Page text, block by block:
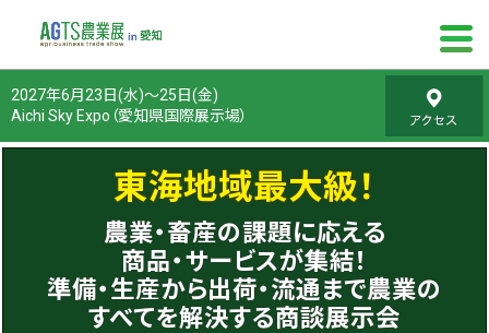
2027年6月23日(水)～25日(金)
Aichi Sky Expo（愛知県国際展示場）
東海地域最大級！
農業・畜産の課題に応える
商品・サービスが集結！
準備・生産から出荷・流通まで農業の
すべてを解決する商談展示会